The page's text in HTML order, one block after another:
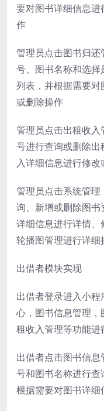
要对图书详细信息
作
管理员点击图书归
号、图书名称和选
列表，并根据需要
或删除操作
管理员点击出租收
号进行查询或删除
入详细信息进行修改
管理员点击系统管
询、新增或删除图
详细信息进行详情
轮播图管理进行详细
出借者模块实现
出借者登录进入小
心，图书信息管理
租收入管理等功能进
出借者点击图书信
号和图书名称进行
根据需要对图书详